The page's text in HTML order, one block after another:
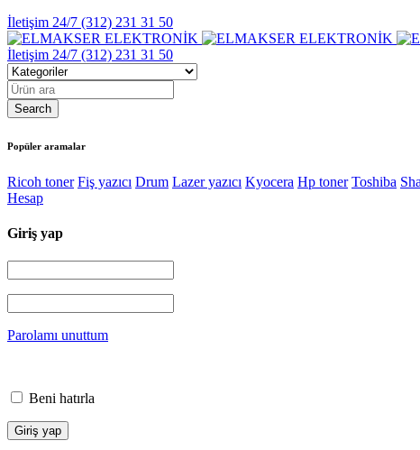
İletişim 24/7 (312) 231 31 50
İletişim 24/7 (312) 231 31 50
Popüler aramalar
Ricoh toner Fiş yazıcı Drum Lazer yazıcı Kyocera Hp toner Toshiba
Hesap
Giriş yap
Parolamı unuttum
Beni hatırla